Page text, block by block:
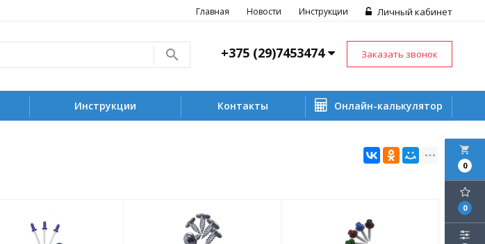
Личный кабинет
Главная Новости Инструкции
+375 (29)7453474 Заказать звонок
Инструкции Контакты Онлайн-калькулятор
local_grocery_store
0
0